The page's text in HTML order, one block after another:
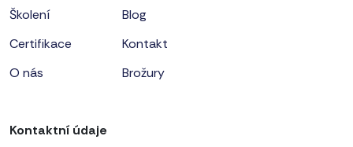
Školení
Certifikace
O nás
Blog
Kontakt
Brožury
Kontaktní údaje